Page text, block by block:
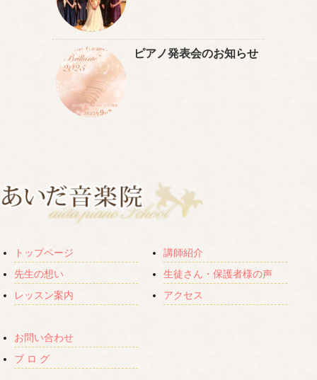
ピアノ発表会のお知らせ
トップページ
先生の想い
レッスン案内
講師紹介
生徒さん・保護者様の声
アクセス
お問い合わせ
ブ ロ グ